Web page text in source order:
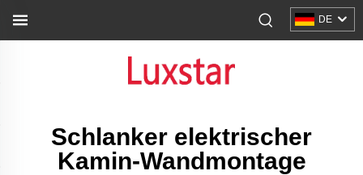
DE
Schlanker elektrischer
Kamin-Wandmontage